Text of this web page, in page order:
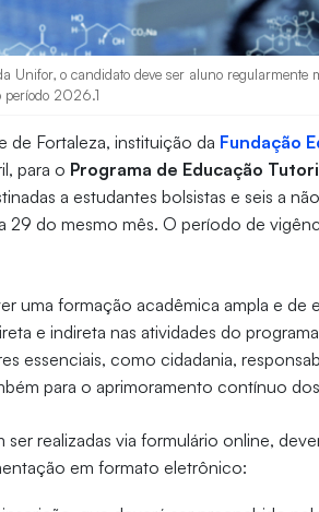
Unifor, o candidato deve ser aluno regularmente
período 2026.1
de Fortaleza, instituição da Fundação
para o Programa de Educação
a estudantes bolsistas e seis a
29 do mesmo mês. O período de
uma formação acadêmica ampla e de
e indireta nas atividades do
essenciais, como cidadania,
para o aprimoramento contínuo
realizadas via formulário online,
em formato eletrônico: